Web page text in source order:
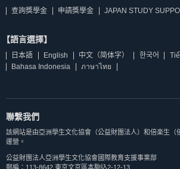
查詢獎學金 申請獎學金 JAPAN STUDY
【語言選擇】
日本語 English 中文（简体字） 한국어
Bahasa Indonesia
ภาษาไทย
聯繫我們
該網站是由亞洲學生文化協會（公益財團法人）和倍楽生（
運營。
公益財團法人亞洲學生文化協會國際教育支援事業部
郵編：113-8642 東京文京區本駒込2-12-13